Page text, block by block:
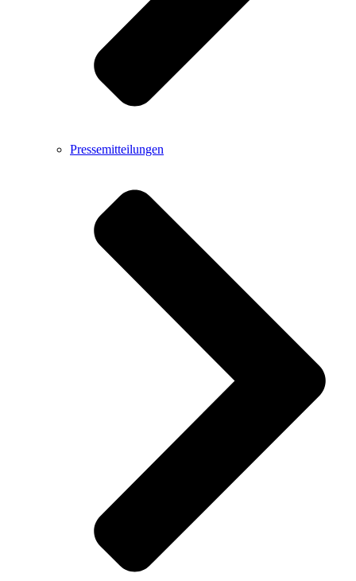
Pressemitteilungen